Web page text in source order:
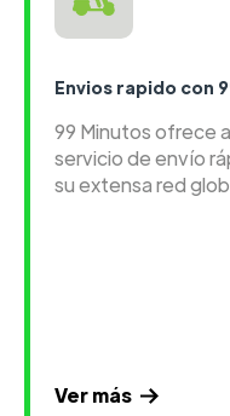
Envios rapido con
99 Minutos ofrece
servicio de envío
su extensa red
Ver más